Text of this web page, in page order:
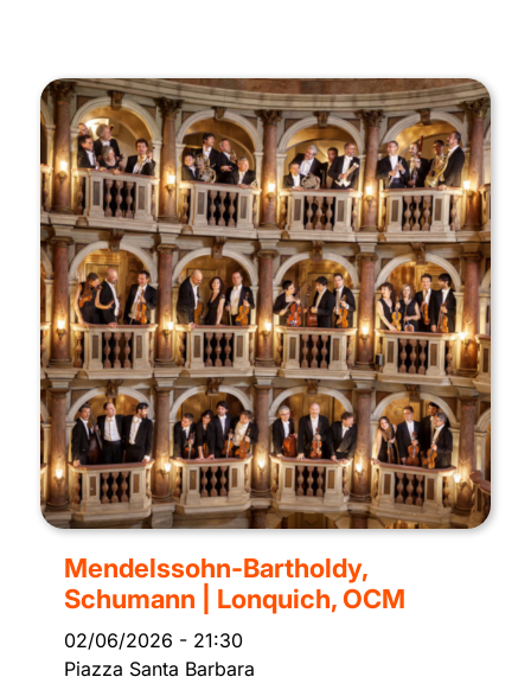
Mendelssohn-Bartholdy,
Schumann | Lonquich, OCM
02/06/2026 - 21:30
Piazza Santa Barbara